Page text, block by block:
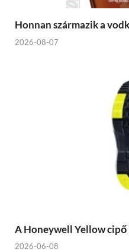
Honnan származik a
2026-08-07
A Honeywell Yellow cipő
2026-06-08